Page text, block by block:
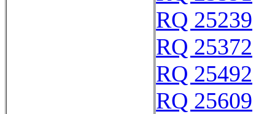
RQ 25239
RQ 25372
RQ 25492
RQ 25609